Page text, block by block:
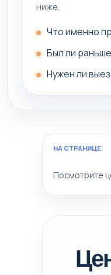
ниже.
Что именно
Был ли
Нужен ли
НА СТРАНИЦЕ
Посмотрите